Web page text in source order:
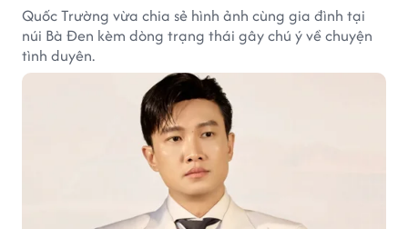
Quốc Trường vừa chia sẻ hình ảnh cùng gia đình tại
núi Bà Đen kèm dòng trạng thái gây chú ý về chuyện
tình duyên.